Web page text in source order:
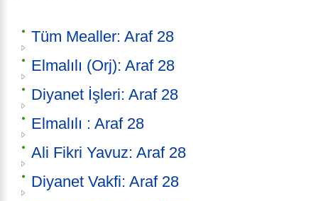
Tüm Mealler: Araf 28
Elmalılı (Orj): Araf 28
Diyanet İşleri: Araf 28
Elmalılı : Araf 28
Ali Fikri Yavuz: Araf 28
Diyanet Vakfi: Araf 28